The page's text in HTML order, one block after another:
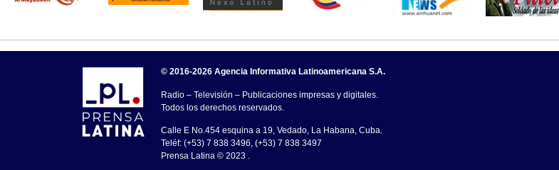
© 2016-2026 Agencia Informativa Latinoamericana S.A.
Radio – Televisión – Publicaciones impresas y digitales.
Todos los derechos reservados.
Calle E No.454 esquina a 19, Vedado, La Habana, Cuba.
Teléf: (+53) 7 838 3496, (+53) 7 838 3497
Prensa Latina © 2023 .